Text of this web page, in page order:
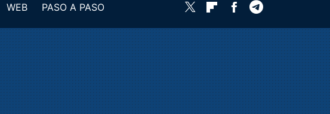
WEB
PASO A PASO
Twitter FlipboardFacebook